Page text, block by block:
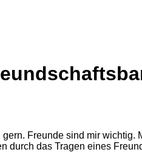
Freunde sind mir
durch das Tragen eines